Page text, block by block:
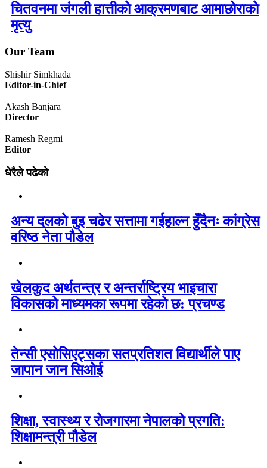
चितवनमा जंगली हात्तीको आक्रमणबाट आमाछोराको
मृत्यु
Our Team
Shishir Simkhada
Editor-in-Chief
Akash Banjara
Director
Ramesh Regmi
Editor
धेरैले पढेको
अन्य दलको बुइ चढेर सत्तामा गईहाल्न हुँदैनः कांग्रेस
वरिष्ठ नेता पौडेल
खेलकुद अर्थतन्त्र र अन्तर्राष्ट्रिय भाइचारा
विकासको माध्यमका रूपमा रहेको छ: प्रचण्ड
तेन्सी एसोसिएट्सका सतप्रतिशत विद्यार्थीले पाए
जापान जान सिओई
शिक्षा, स्वास्थ्य र रोजगारमा नेपालको प्रगति:
शिक्षामन्त्री पौडेल